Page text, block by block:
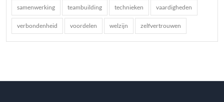
samenwerking teambuilding technieken vaardigheden
verbondenheid voordelen welzijn zelfvertrouwen